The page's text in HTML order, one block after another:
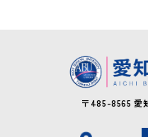
〒485-8565愛